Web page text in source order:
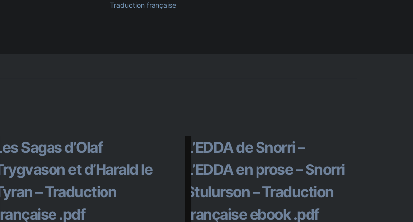
Traduction française
Les Sagas d’Olaf
Trygvason et d’Harald le
Tyran – Traduction
française .pdf
L’EDDA de Snorri –
L’EDDA en prose – Snorri
Stulurson – Traduction
française ebook .pdf